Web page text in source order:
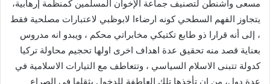
مسعى واشنطن لتصنيف جماعة الإخوان المسلمين كمنظمة إرهابية،
يتجاوز الفهم السطحي كونه ارضاءا لابوظبي لاعتبارات مصلحية فقط
، إلى أنه قرارا ذو طابع تكتيكي مخابراتي محكم ، ويبدو انه مدروس
بعناية قصد منه تحقيق عدة اهداف اخرى اولها تحجيم محاولة تركيا
كدولة تتبنى الاسلام السياسي ، وتتعاطف مع التيارات الاسلامية في
عدة دول، من ان تأخذها تلك العاطفة للدخول بثقلها في الصراع